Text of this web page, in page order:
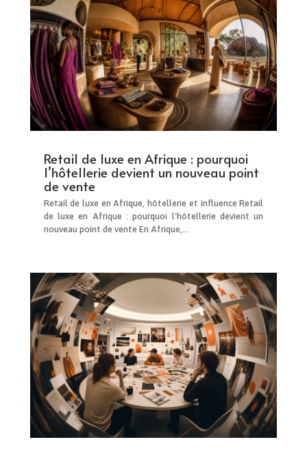
Retail de luxe en Afrique : pourquoi
l’hôtellerie devient un nouveau point
de vente
Retail de luxe en Afrique, hôtellerie et influence Retail
de luxe en Afrique : pourquoi l'hôtellerie devient un
nouveau point de vente En Afrique,...